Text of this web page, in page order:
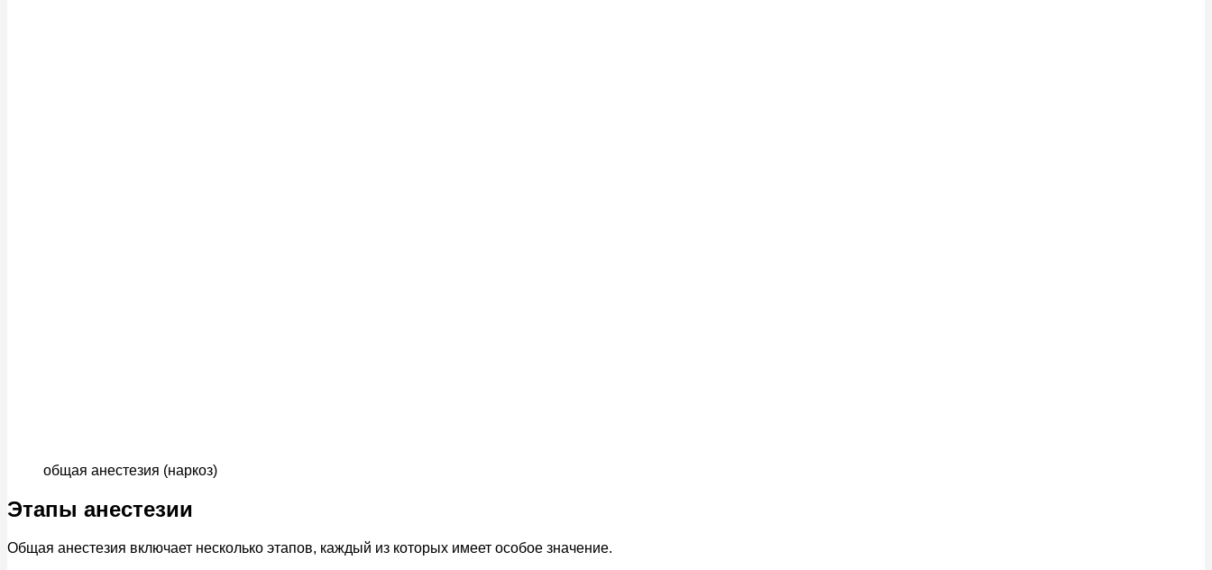
общая анестезия (наркоз)
Этапы анестезии
Общая анестезия включает несколько этапов, каждый из которых имеет особое значение.